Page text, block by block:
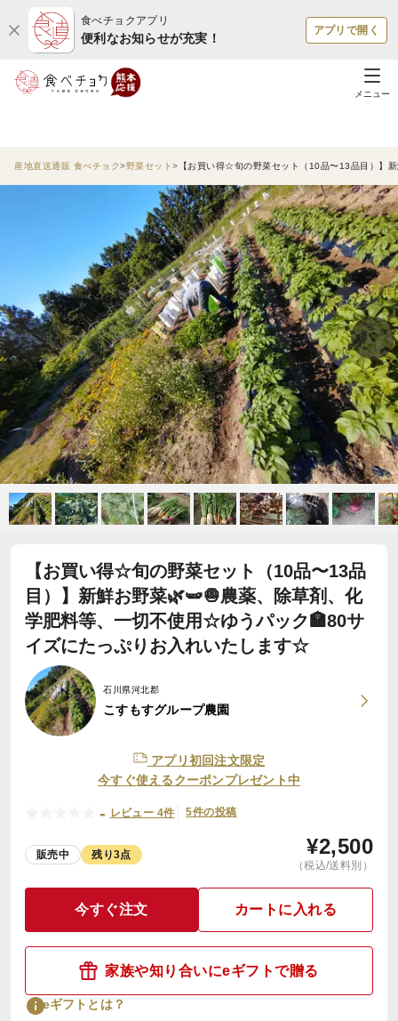
食べチョクアプリ
便利なお知らせが充実！
アプリで開く
メニュー
産地直送通販 食べチョク 野菜セット 【お買い得☆旬の野菜セット（10品〜13品目）】
【お買い得☆旬の野菜セット（10品〜13品
目）】新鮮お野菜🌿🫛🧅農薬、除草剤、化
学肥料等、一切不使用☆ゆうパック🏣80サ
イズにたっぷりお入れいたします☆
石川県河北郡
こすもすグループ農園
アプリ初回注文限定
今すぐ使えるクーポンプレゼント中
- レビュー 4件 5件の投稿
販売中 残り3点 ¥2,500
（税込/送料別）
今すぐ注文 カートに入れる
家族や知り合いにeギフトで贈る
eギフトとは？